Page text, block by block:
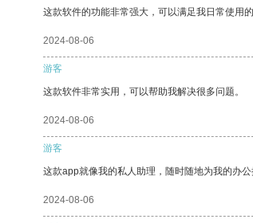
这款软件的功能非常强大，可以满足我日常使用的
2024-08-06
游客
这款软件非常实用，可以帮助我解决很多问题。
2024-08-06
游客
这款app就像我的私人助理，随时随地为我的办公
2024-08-06